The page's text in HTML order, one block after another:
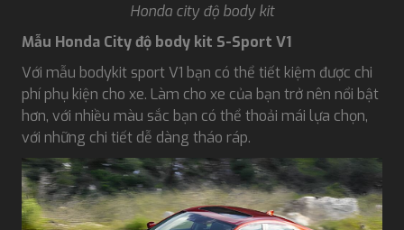
Honda city độ body kit
Mẫu Honda City độ body kit S-Sport V1
Với mẫu bodykit sport V1 bạn có thể tiết kiệm được chi
phí phụ kiện cho xe. Làm cho xe của bạn trở nên nổi bật
hơn, với nhiều màu sắc bạn có thể thoải mái lựa chọn,
với những chi tiết dễ dàng tháo ráp.